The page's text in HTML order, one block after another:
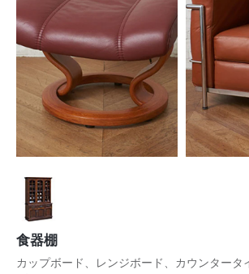
食器棚
カップボード、レンジボード、カウンタータ